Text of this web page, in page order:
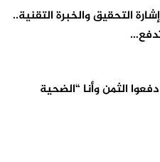
التحقيق والخبرة التقنية..
الثمن وأنا “الضحية